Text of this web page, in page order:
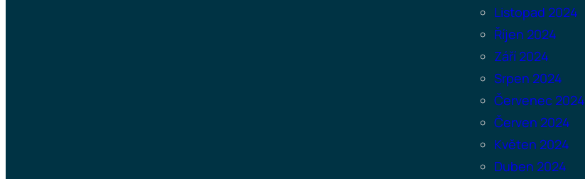
Listopad 2024
Říjen 2024
Září 2024
Srpen 2024
Červenec 2024
Červen 2024
Květen 2024
Duben 2024